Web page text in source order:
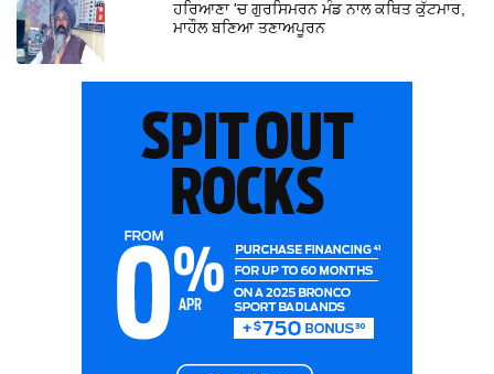
ਹਰਿਆਣਾ 'ਚ ਗੁਰਸਿਮਰਨ ਮੰਡ ਨਾਲ ਕਥਿਤ ਕੁੱਟਮਾਰ,
ਮਾਹੌਲ ਬਣਿਆ ਤਣਾਅਪੂਰਨ